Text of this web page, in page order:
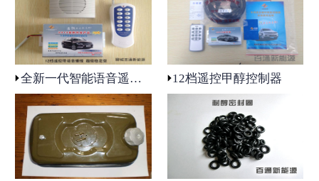
全新一代智能语音遥控12档甲醇控制器 12档遥控甲醇控制器